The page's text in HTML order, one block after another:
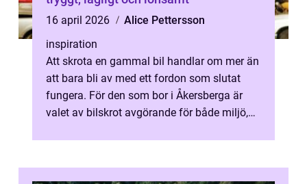
16 april 2026
Alice Pettersson
inspiration
Att skrota en gammal bil handlar om mer än
att bara bli av med ett fordon som slutat
fungera. För den som bor i Åkersberga är
valet av bilskrot avgörande för både miljö,